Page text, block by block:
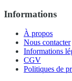
Informations
À propos
Nous contacter
Informations
CGV
Politiques de